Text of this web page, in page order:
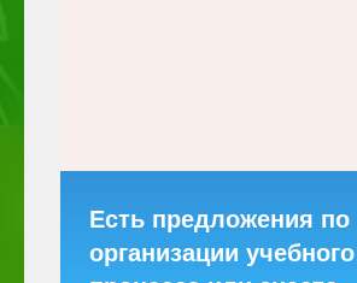
Есть предложения по
организации учебного